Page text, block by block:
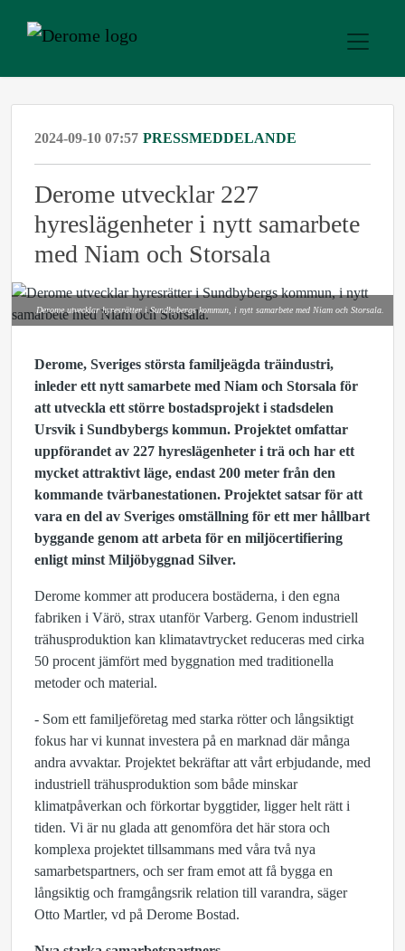
2024-09-10 07:57 PRESSMEDDELANDE
Derome utvecklar 227
hyreslägenheter i nytt samarbete
med Niam och Storsala
Derome utvecklar hyresrätter i Sundbybergs kommun, i nytt samarbete med Niam och Storsala.
Derome, Sveriges största familjeägda träindustri,
inleder ett nytt samarbete med Niam och Storsala för
att utveckla ett större bostadsprojekt i stadsdelen
Ursvik i Sundbybergs kommun. Projektet omfattar
uppförandet av 227 hyreslägenheter i trä och har ett
mycket attraktivt läge, endast 200 meter från den
kommande tvärbanestationen. Projektet satsar för att
vara en del av Sveriges omställning för ett mer hållbart
byggande genom att arbeta för en miljöcertifiering
enligt minst Miljöbyggnad Silver.
Derome kommer att producera bostäderna, i den egna
fabriken i Värö, strax utanför Varberg. Genom industriell
trähusproduktion kan klimatavtrycket reduceras med cirka
50 procent jämfört med byggnation med traditionella
metoder och material.
- Som ett familjeföretag med starka rötter och långsiktigt
fokus har vi kunnat investera på en marknad där många
andra avvaktar. Projektet bekräftar att vårt erbjudande, med
industriell trähusproduktion som både minskar
klimatpåverkan och förkortar byggtider, ligger helt rätt i
tiden. Vi är nu glada att genomföra det här stora och
komplexa projektet tillsammans med våra två nya
samarbetspartners, och ser fram emot att få bygga en
långsiktig och framgångsrik relation till varandra, säger
Otto Martler, vd på Derome Bostad.